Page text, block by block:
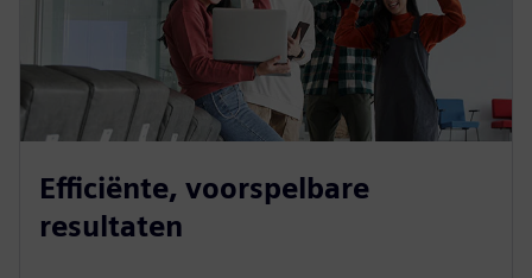
Efficiënte, voorspelbare
resultaten